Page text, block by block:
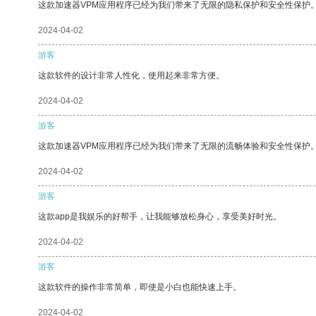
这款加速器VPM应用程序已经为我们带来了无限的隐私保护和安全性保护
2024-04-02
游客
这款软件的设计非常人性化，使用起来非常方便。
2024-04-02
游客
这款加速器VPM应用程序已经为我们带来了无限的流畅体验和安全性保护
2024-04-02
游客
这款app是我娱乐的好帮手，让我能够放松身心，享受美好时光。
2024-04-02
游客
这款软件的操作非常简单，即使是小白也能快速上手。
2024-04-02